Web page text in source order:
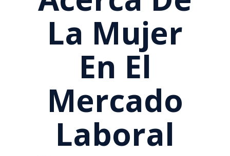
La Mujer
En El
Mercado
Laboral